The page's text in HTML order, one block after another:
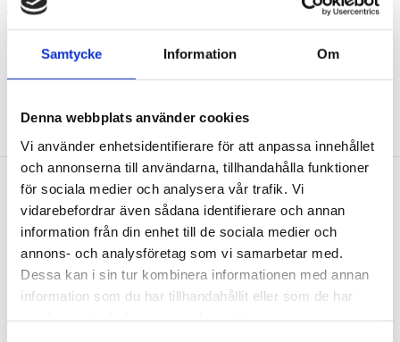
Samtycke Information Om
Denna webbplats använder cookies
Vi använder enhetsidentifierare för att anpassa innehållet
och annonserna till användarna, tillhandahålla funktioner
för sociala medier och analysera vår trafik. Vi
vidarebefordrar även sådana identifierare och annan
information från din enhet till de sociala medier och
annons- och analysföretag som vi samarbetar med.
Dessa kan i sin tur kombinera informationen med annan
information som du har tillhandahållit eller som de har
slittålig
Aluminium-brons (icke-järn-legering)
Nyhetsbrev
PRENUMERERA